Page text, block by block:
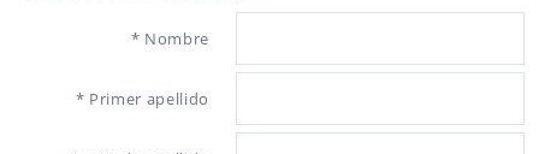
* Nombre
* Primer apellido